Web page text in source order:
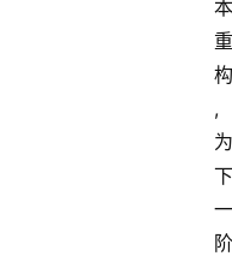
本
重
构
,
为
下
一
阶